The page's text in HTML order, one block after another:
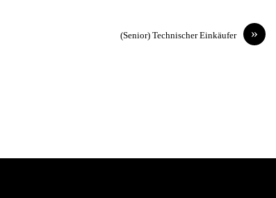
»
(Senior) Technischer Einkäufer